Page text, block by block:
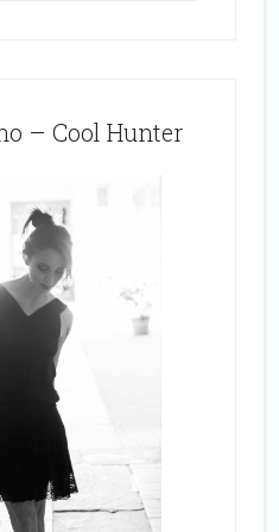
– Cool Hunter